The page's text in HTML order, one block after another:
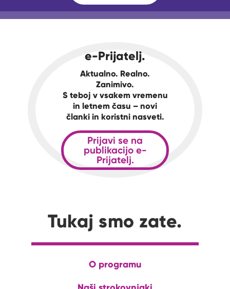
e-Prijatelj.
Aktualno. Realno.
Zanimivo.
S teboj v vsakem vremenu
in letnem času – novi
članki in koristni nasveti.
Prijavi se na
publikacijo e-
Prijatelj.
Tukaj smo zate.
O programu